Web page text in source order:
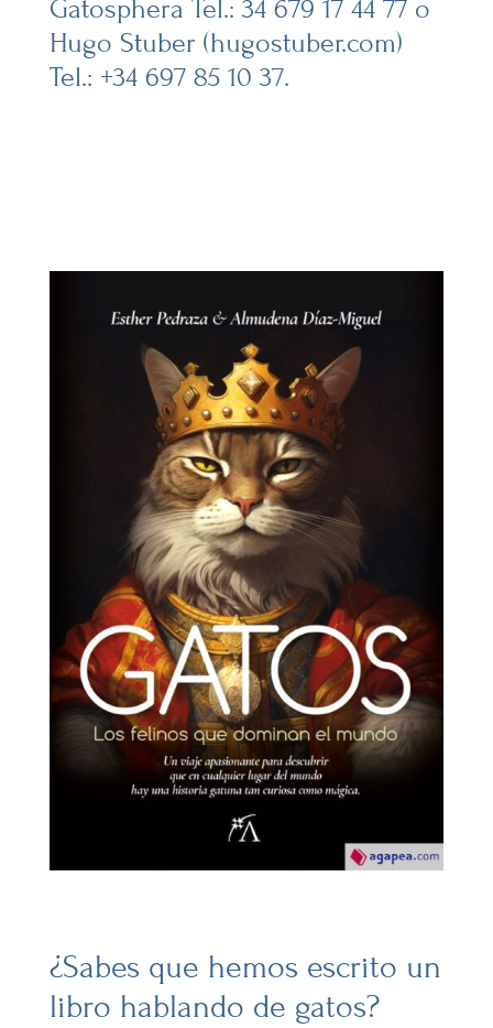
Gatosphera Tel.: 34 679 17 44 77 o
Hugo Stuber (hugostuber.com)
Tel.: +34 697 85 10 37.
¿Sabes que hemos escrito un
libro hablando de gatos?